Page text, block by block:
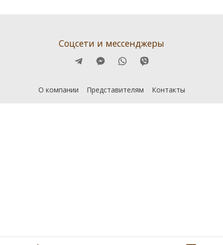
Соцсети и мессенджеры
О компании Представителям Контакты